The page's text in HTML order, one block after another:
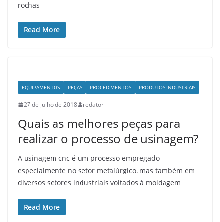
rochas
Read More
EQUIPAMENTOS PEÇAS PROCEDIMENTOS PRODUTOS INDUSTRIAIS
27 de julho de 2018 redator
Quais as melhores peças para
realizar o processo de usinagem?
A usinagem cnc é um processo empregado
especialmente no setor metalúrgico, mas também em
diversos setores industriais voltados à moldagem
Read More